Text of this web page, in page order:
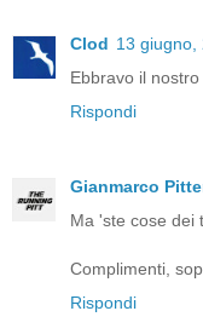
Clod 13 giugno,
Ebbravo il
Rispondi
Gianmarco
Ma 'ste cose dei
Complimenti,
Rispondi